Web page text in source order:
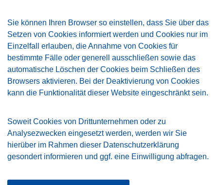
Sie können Ihren Browser so einstellen, dass Sie über das
Setzen von Cookies informiert werden und Cookies nur im
Einzelfall erlauben, die Annahme von Cookies für
bestimmte Fälle oder generell ausschließen sowie das
automatische Löschen der Cookies beim Schließen des
Browsers aktivieren. Bei der Deaktivierung von Cookies
kann die Funktionalität dieser Website eingeschränkt sein.
Soweit Cookies von Drittunternehmen oder zu
Analysezwecken eingesetzt werden, werden wir Sie
hierüber im Rahmen dieser Datenschutzerklärung
gesondert informieren und ggf. eine Einwilligung abfragen.